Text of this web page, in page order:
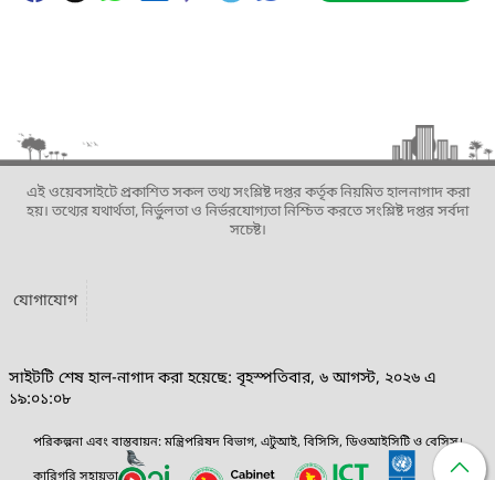
এই ওয়েবসাইটে প্রকাশিত সকল তথ্য সংশ্লিষ্ট দপ্তর কর্তৃক নিয়মিত হালনাগাদ করা
হয়। তথ্যের যথার্থতা, নির্ভুলতা ও নির্ভরযোগ্যতা নিশ্চিত করতে সংশ্লিষ্ট দপ্তর সর্বদা
সচেষ্ট।
যোগাযোগ
সাইটটি শেষ হাল-নাগাদ করা হয়েছে: বৃহস্পতিবার, ৬ আগস্ট, ২০২৬ এ
১৯:০১:০৮
পরিকল্পনা এবং বাস্তবায়ন: মন্ত্রিপরিষদ বিভাগ, এটুআই, বিসিসি, ডিওআইসিটি ও বেসিস।